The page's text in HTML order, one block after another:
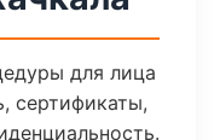
для лица
сертификаты,